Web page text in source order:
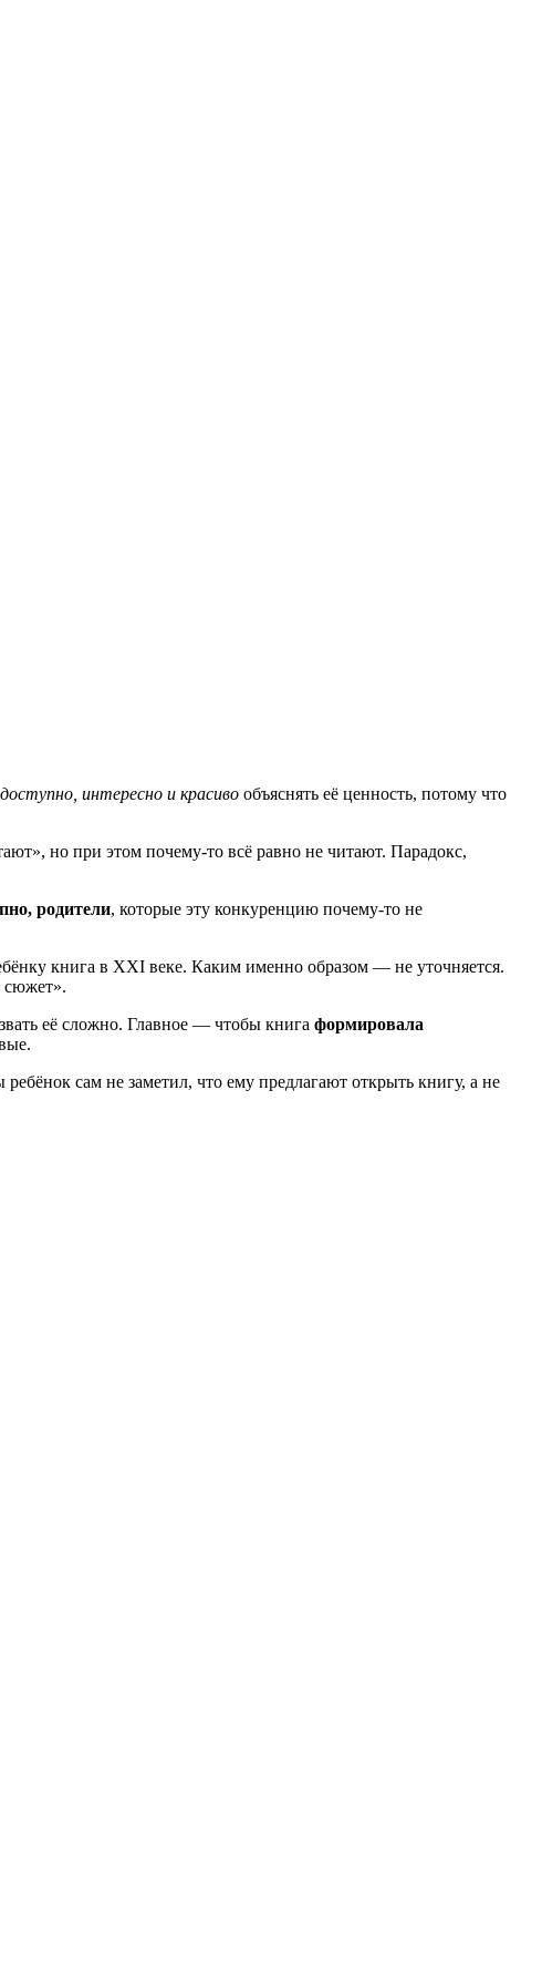
доступно, интересно и красиво объяснять её ценность, потому что
но при этом почему-то всё равно не читают. Парадокс,
родители, которые эту конкуренцию почему-то не
книга в XXI веке. Каким именно образом — не уточняется.
сюжет».
её сложно. Главное — чтобы книга формировала
сам не заметил, что ему предлагают открыть книгу, а не